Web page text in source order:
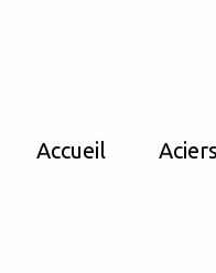
Accueil Aciers